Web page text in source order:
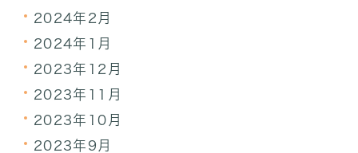
2024年2月
2024年1月
2023年12月
2023年11月
2023年10月
2023年9月